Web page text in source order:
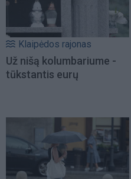
Klaipėdos rajonas
Už nišą kolumbariume -
tūkstantis eurų